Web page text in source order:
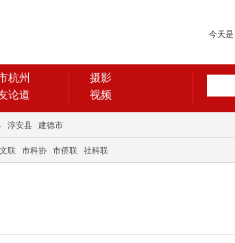
今天是
杭州
论道
摄影
视频
淳安县 建德市
联 市科协 市侨联 社科联